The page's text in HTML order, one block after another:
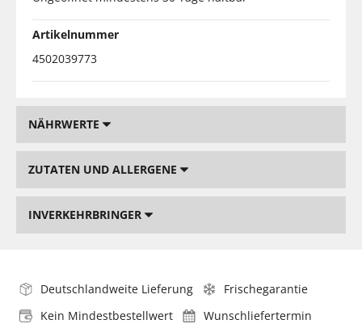
Artikelnummer
4502039773
NÄHRWERTE
ZUTATEN UND ALLERGENE
INVERKEHRBRINGER
Deutschlandweite Lieferung
Frischegarantie
Kein Mindestbestellwert
Wunschliefertermin